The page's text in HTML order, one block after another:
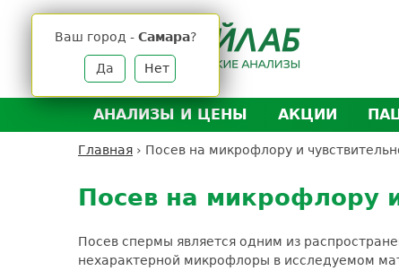
Ваш город - Самара?
Да Нет
АНАЛИЗЫ И ЦЕНЫ
Анализы и цены
Выезд на дом
Расшифровка анализов
АКЦИИ
Главная › Посев на микрофлору и
to
top
Посев на микрофлору
Посев спермы является одним из
нехарактерной микрофлоры в исследуемом